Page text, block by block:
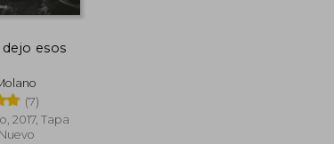
esos
(7)
2017, Tapa